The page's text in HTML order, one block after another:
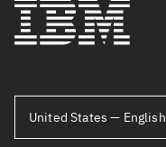
United States — English